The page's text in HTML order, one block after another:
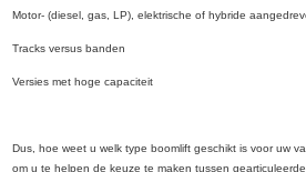
Motor- (diesel, gas, LP), elektrische of hybride
Tracks versus banden
Versies met hoge capaciteit
Dus, hoe weet u welk type boomlift geschikt is voor uw
om u te helpen de keuze te maken tussen gearticuleerde